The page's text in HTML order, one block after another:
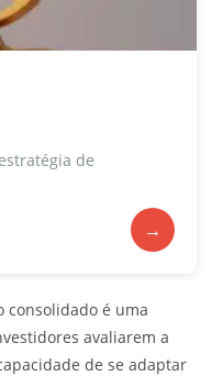
de
→
é uma
avaliarem a
de se adaptar